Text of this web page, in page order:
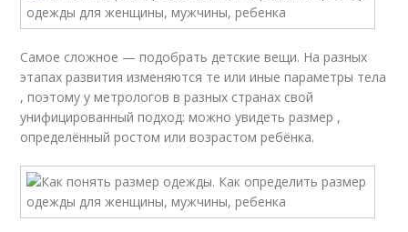
Самое сложное — подобрать детские вещи. На разных
этапах развития изменяются те или иные параметры тела
, поэтому у метрологов в разных странах свой
унифицированный подход: можно увидеть размер ,
определённый ростом или возрастом ребёнка.